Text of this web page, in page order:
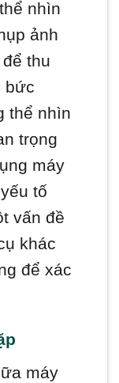
nhìn
ảnh
thu
bức
thể nhìn
trọng
máy
tố
vấn đề
khác
để xác
máy